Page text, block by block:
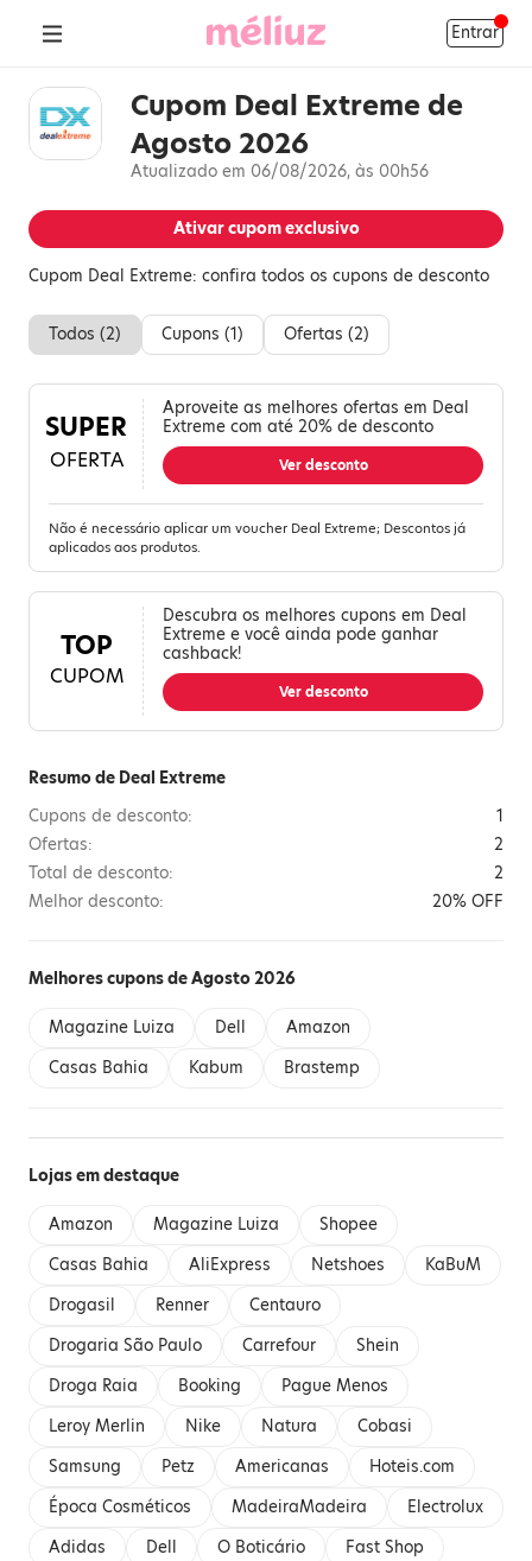
Entrar
Cupom Deal Extreme de
Agosto 2026
Atualizado em 06/08/2026, às 00h56
Ativar cupom exclusivo
Cupom Deal Extreme: confira todos os cupons de desconto
Todos (2) Cupons (1) Ofertas (2)
SUPER
OFERTA
Aproveite as melhores ofertas em Deal
Extreme com até 20% de desconto
Ver desconto
Não é necessário aplicar um voucher Deal Extreme; Descontos já
aplicados aos produtos.
TOP
CUPOM
Descubra os melhores cupons em Deal
Extreme e você ainda pode ganhar
cashback!
Ver desconto
Resumo de Deal Extreme
Cupons de desconto:
1
Ofertas:
2
Total de desconto:
2
Melhor desconto:
20% OFF
Melhores cupons de Agosto 2026
Magazine Luiza Dell
Amazon
Casas Bahia
Kabum Brastemp
Lojas em destaque
Amazon Magazine Luiza
Shopee
Casas Bahia
AliExpress Netshoes
KaBuM
Drogasil
Renner
Centauro
Drogaria São Paulo
Carrefour
Shein
Droga Raia
Booking
Pague Menos
Leroy Merlin
Nike Natura
Cobasi
Samsung
Petz Americanas
Hoteis.com
Época Cosméticos
MadeiraMadeira
Electrolux
Adidas
Dell O Boticário
Fast Shop